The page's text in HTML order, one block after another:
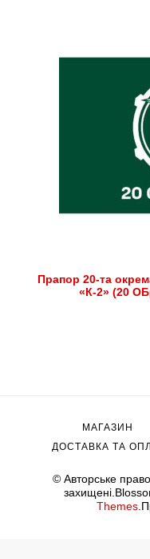
Прапор 20-та
«К-2» (20
© Авторське
захищені.
Themes
МАГАЗИН
ДОСТАВКА ТА